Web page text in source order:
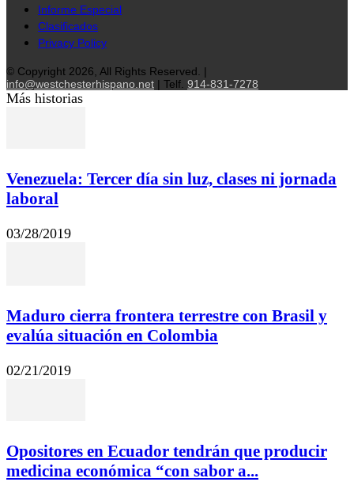
Informe Especial
Clasificados
Privacy Policy
© Copyright 2026, All Rights Reserved. |
info@westchesterhispano.net | Telf. 914-831-7278
Más historias
Venezuela: Tercer día sin luz, clases ni jornada
laboral
03/28/2019
Maduro cierra frontera terrestre con Brasil y
evalúa situación en Colombia
02/21/2019
Opositores en Ecuador tendrán que producir
medicina económica “con sabor a...